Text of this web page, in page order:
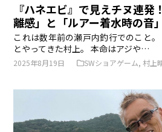
『ハネエビ』で見えチヌ連
離感」と「ルアー着水時の音」
これは数年前の瀬戸内釣行でのこと
とやってきた村上。 本命はアジや…
2025年8月19日 SWショアゲーム, 村上